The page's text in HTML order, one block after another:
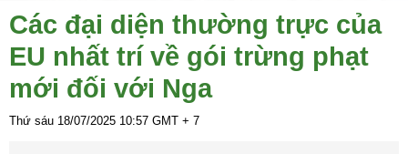
Các đại diện thường trực của
EU nhất trí về gói trừng phạt
mới đối với Nga
Thứ sáu 18/07/2025 10:57 GMT + 7